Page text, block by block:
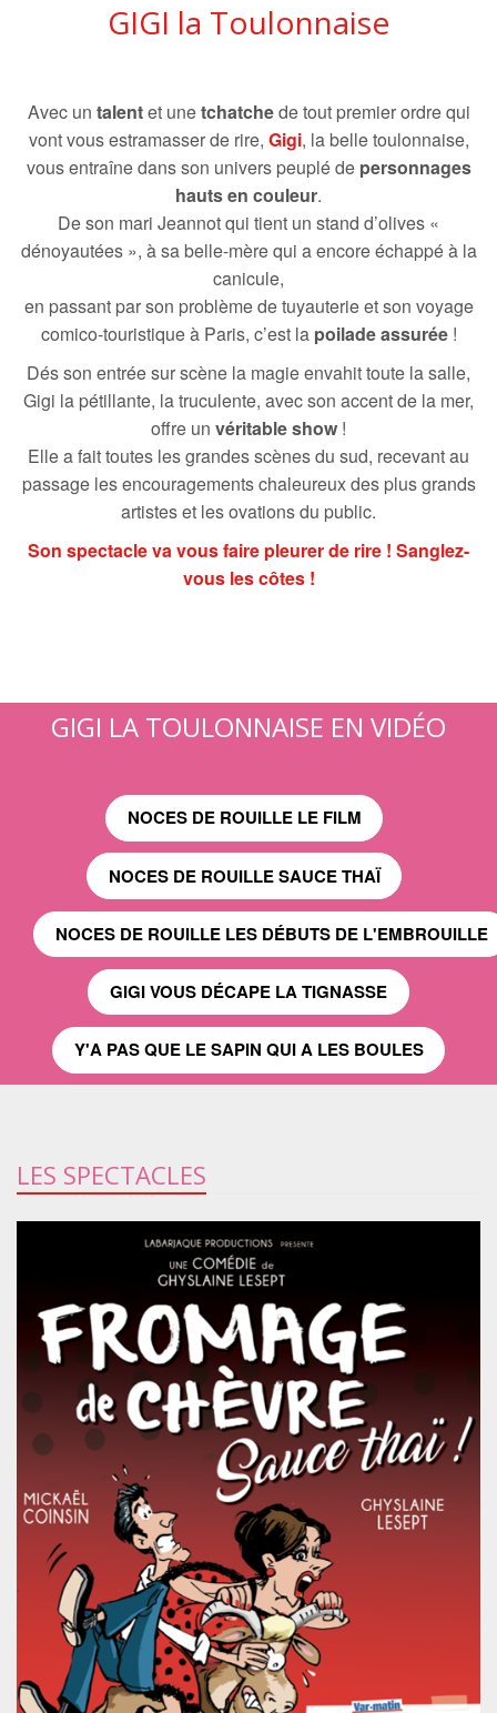
GIGI la Toulonnaise
Avec un talentet unetchatchede tout premier ordre qui
vont vous estramasser de rire, Gigi, la belle toulonnaise,
vous entraîne dans son univers peuplé de personnages
hauts en couleur.
De son mari Jeannot qui tient un stand d’olives «
dénoyautées », à sa belle-mère qui a encore échappé à la
canicule,
en passant par son problème de tuyauterie et son voyage
comico-touristique à Paris, c’est la poilade assurée!
Dés son entrée sur scène la magie envahit toute la salle,
Gigi la pétillante, la truculente, avec son accent de la mer,
offre un véritable show !
Elle a fait toutes les grandes scènes du sud, recevant au
passage les encouragements chaleureux des plus grands
artistes et les ovations du public.
Son spectacle va vous faire pleurer de rire ! Sanglez-
vous les côtes !
GIGI LA TOULONNAISE EN VIDÉO
NOCES DE ROUILLE LE FILM
NOCES DE ROUILLE SAUCE THAÏ
NOCES DE ROUILLE LES DÉBUTS DE L'EMBROUILLE
GIGI VOUS DÉCAPE LA TIGNASSE
Y'A PAS QUE LE SAPIN QUI A LES BOULES
LES SPECTACLES